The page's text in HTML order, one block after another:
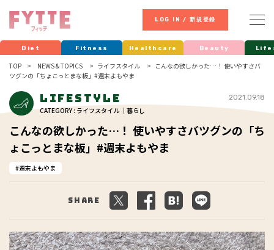
LOG IN / 新規登録
Diet Fitness Healthcare Beauty
TOP NEWS & TOPICS ライフスタイル
こんなの欲しかった…！ 使いやすさバ
ツグンの「ちょこっとまな板」#週末よもやま
Lifestyle
CATEGORY : ライフスタイル ｜暮らし
2021.09.18
こんなの欲しかった…！ 使いやすさバツグンの「ち
ょこっとまな板」#週末よもやま
週末よもやま
Share